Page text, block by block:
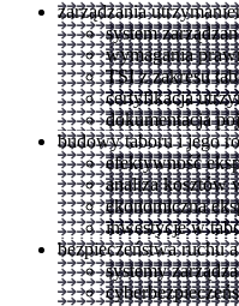
zarządzania
system
wymagania
TSI z zakresu
certyfikacja
dokumentacja
budowy taboru i jego
efektywność
analiza kosztów
ekonomiczna
inwestycje w
bezpieczeństwa ruchu
systemy